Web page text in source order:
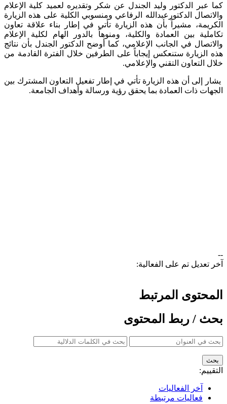
كما عبر الدكتور وليد الجندل عن شكر وتقديره لعميد كلية الإعلام
والاتصال الدكتورعبدالله الرفاعي ومنسوبي الكلية على هذه الزيارة
الكريمة، مشيراً بأن هذه الزيارة تأتي في إطار بناء علاقة تعاون
تكاملية بين العمادة والكلية، ومنوهاً بالدور الهام لكلية الإعلام
والاتصال في الجانب الإعلامي، كما أوضح الدكتور الجندل بأن نتائج
هذه الزيارة ستنعكس إيجاباً على الطرفين خلال الفترة القادمة من
خلال التعاون التقني والإعلامي.
يشار إلى أن هذه الزيارة تأتي في إطار تفعيل التعاون المشترك بين
الجهات ذات العمادة بما يحقق رؤية ورسالة وأهداف الجامعة.
--
آخر تعديل تم على الفعالية:
المحتوى المرتبط
بحث / ربط المحتوى
التقييم:
آخر الفعاليات
فعاليات مرتبطة